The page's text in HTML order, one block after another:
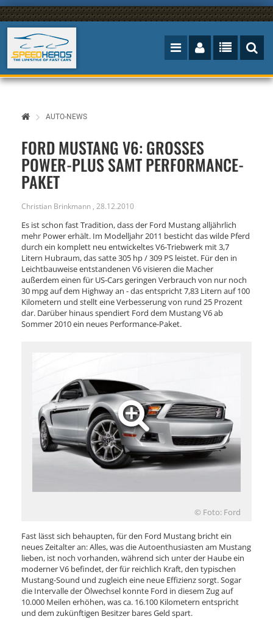
AUTO-NEWS
FORD MUSTANG V6: GROSSES P
OWER-PLUS SAMT PERFORMANCE-P
AKET
Christian Brinkmann , 28.12.2010
Es ist schon fast Tradition, dass der Ford Mustang alljährlich
mehr Power erhält. Im Modelljahr 2011 besticht das wilde Pferd
durch ein komplett neu entwickeltes V6-Triebwerk mit 3,7
Litern Hubraum, das satte 305 hp / 309 PS leistet. Für den in
Leichtbauweise entstandenen V6 visieren die Macher
außerdem einen für US-Cars geringen Verbrauch von nur noch
30 mpg auf dem Highway an - das entspricht 7,83 Litern auf 100
Kilometern und stellt eine Verbesserung von rund 25 Prozent
dar. Darüber hinaus spendiert Ford dem Mustang V6 ab
Sommer 2010 ein neues Performance-Paket.
© Foto: Ford
Fast lässt sich behaupten, für den Ford Mustang bricht ein
neues Zeitalter an: Alles, was die Autoenthusiasten am Mustang
lieben, ist noch vorhanden, während sich unter der Haube ein
moderner V6 befindet, der für reichlich Kraft, den typischen
Mustang-Sound und zugleich eine neue Effizienz sorgt. Sogar
die Intervalle der Ölwechsel konnte Ford in diesem Zug auf
10.000 Meilen erhöhen, was ca. 16.100 Kilometern entspricht
und dem zukünftigen Besitzer bares Geld spart.